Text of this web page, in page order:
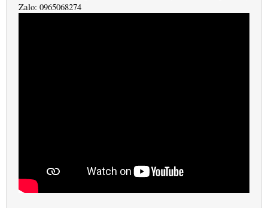
Zalo: 0965068274